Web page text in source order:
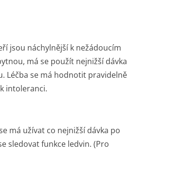
jsou náchylnější k nežádoucím
má se použít nejnižší dávka
Léčba se má hodnotit pravidelně
intoleranci.
má užívat co nejnižší dávka po
sledovat funkce ledvin. (Pro